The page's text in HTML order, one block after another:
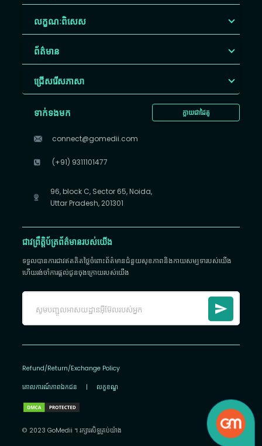
លក្ខណៈពិសេស
ព័ត៌មាន
ជ្រើសរើស​ភាសា
ក្លាយជាដៃគូ
ទាក់ទងមក
connect@gomedii.com
(+91) 9311101477
96, block C, Sector 65, Noida,
Uttar Pradesh, 201301
ជាវព្រឹត្តិប័ត្រព័ត៌មានរបស់យើង
ទទួលបានការជាវឥតគិតថ្លៃចំពោះព័ត៌មានជំនួយសុខភាពនិងកាយសម្បទារបស់យើង
ហើយរង់ចាំការផ្តល់ជូនចុងក្រោយរបស់យើង
Refund/Return/Exchange Policy
គោលការណ៍​ភាព​ឯកជន | លក្ខខណ្ឌ
© 2023 GoMedii ។ រក្សា​រ​សិទ្ធ​គ្រប់យ៉ាង